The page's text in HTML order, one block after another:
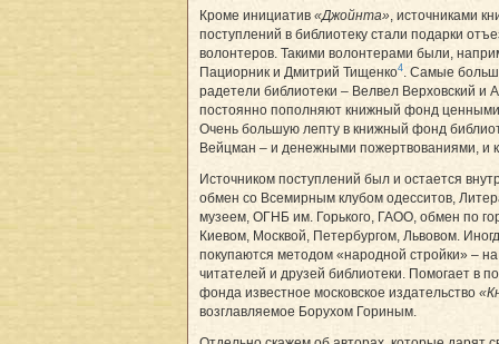
Кроме инициатив «Джойнта» , источниками
поступлений в библиотеку стали подарки
волонтеров. Такими волонтерами были,
Пациорник и Дмитрий Тищенко4 . Самые
радетели библиотеки – Велвел Верховский и
постоянно пополняют книжный фонд
Очень большую лепту в книжный фонд
Вейцман – и денежными пожертвованиями, и
Источником поступлений был и остается
обмен со Всемирным клубом одесситов,
музеем, ОГНБ им. Горького, ГАОО, обмен по
Киевом, Москвой, Петербургом, Львовом.
покупаются методом «народной стройки» –
читателей и друзей библиотеки. Помогает в
фонда известное московское издательство
возглавляемое Борухом Гориным.